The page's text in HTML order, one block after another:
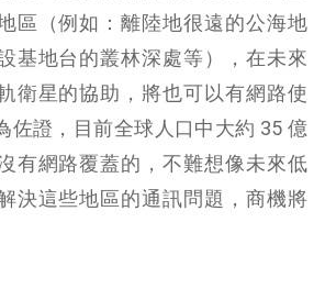
區（例如：離陸地很遠的公海地
基地台的叢林深處等），在未來
衛星的協助，將也可以有網路使
佐證，目前全球人口中大約 35 億
有網路覆蓋的，不難想像未來低
決這些地區的通訊問題，商機將